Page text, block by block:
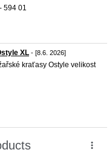
594 01
XL - [8.6. 2026]
kraťasy Ostyle velikost